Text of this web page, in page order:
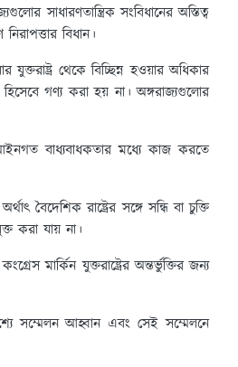
সাধারণতান্ত্রিক সংবিধানের অস্তিত্ব
বিধান।
যুক্তরাষ্ট্র থেকে বিচ্ছিন্ন হওয়ার অধিকার
হিসেবে গণ্য করা হয় না। অঙ্গরাজ্যগুলোর
বাধ্যবাধকতার মধ্যে কাজ করতে
বৈদেশিক রাষ্ট্রের সঙ্গে সন্ধি বা চুক্তি
করা যায় না।
মার্কিন যুক্তরাষ্ট্রের অন্তর্ভুক্তির জন্য
সম্মেলন আহ্বান এবং সেই সম্মেলনে